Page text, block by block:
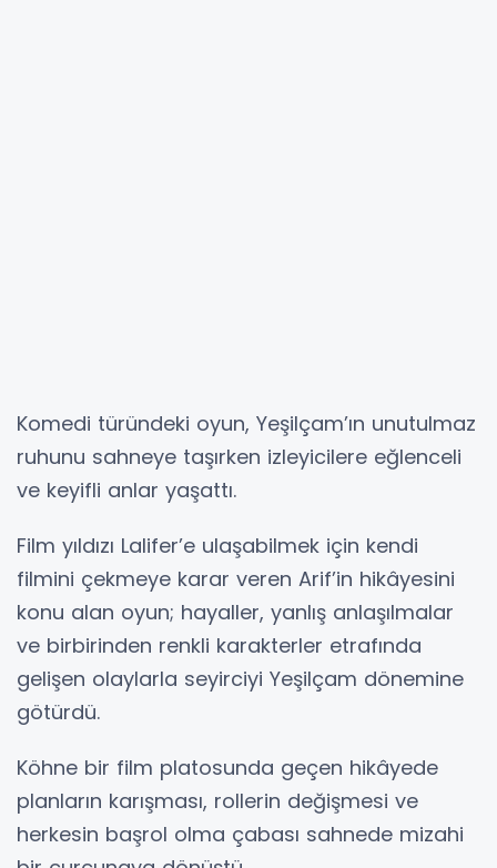
Komedi türündeki oyun, Yeşilçam’ın unutulmaz
ruhunu sahneye taşırken izleyicilere eğlenceli
ve keyifli anlar yaşattı.
Film yıldızı Lalifer’e ulaşabilmek için kendi
filmini çekmeye karar veren Arif’in hikâyesini
konu alan oyun; hayaller, yanlış anlaşılmalar
ve birbirinden renkli karakterler etrafında
gelişen olaylarla seyirciyi Yeşilçam dönemine
götürdü.
Köhne bir film platosunda geçen hikâyede
planların karışması, rollerin değişmesi ve
herkesin başrol olma çabası sahnede mizahi